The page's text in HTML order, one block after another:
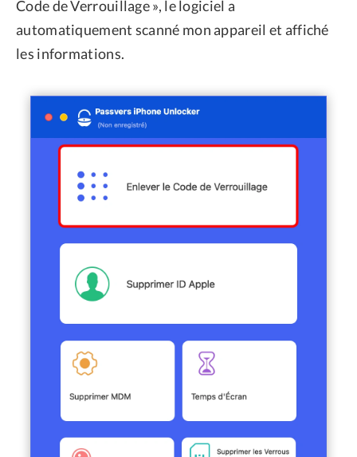
Code de Verrouillage », le logiciel a
automatiquement scanné mon appareil et affiché
les informations.